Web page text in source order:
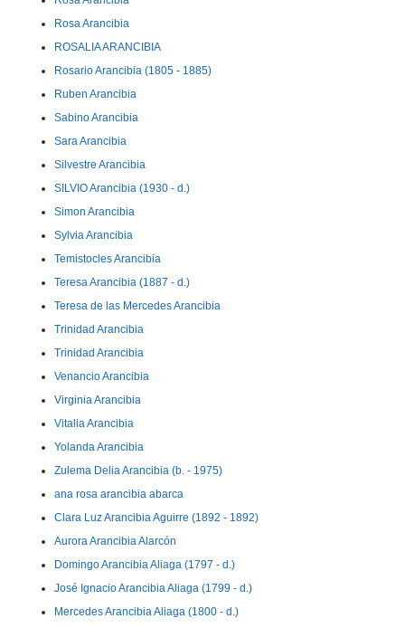
Rosa Arancibia
ROSALIA ARANCIBIA
Rosario Arancibia (1805 - 1885)
Ruben Arancibia
Sabino Arancibia
Sara Arancibia
Silvestre Arancibia
SILVIO Arancibia (1930 - d.)
Simon Arancibia
Sylvia Arancibia
Temistocles Arancibia
Teresa Arancibia (1887 - d.)
Teresa de las Mercedes Arancibia
Trinidad Arancibia
Trinidad Arancibia
Venancio Arancibia
Virginia Arancibia
Vitalia Arancibia
Yolanda Arancibia
Zulema Delia Arancibia (b. - 1975)
ana rosa arancibia abarca
Clara Luz Arancibia Aguirre (1892 - 1892)
Aurora Arancibia Alarcón
Domingo Arancibia Aliaga (1797 - d.)
José Ignacio Arancibia Aliaga (1799 - d.)
Mercedes Arancibia Aliaga (1800 - d.)